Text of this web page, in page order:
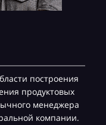
построения
продуктовых
менеджера
компании.